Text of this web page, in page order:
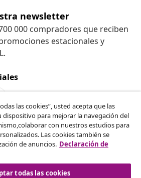
newsletter
000 compradores que reciben
estacionales y
de tu pedido.
del contrato
las cookies”, usted acepta que las
dispositivo para mejorar la navegación del
con nuestros estudios para
Las cookies también se
de anuncios. Declaración de
todas las cookies